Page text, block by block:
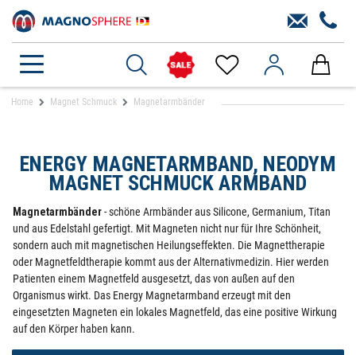
Home Magnet Schmuck Magnetarmbänder
ENERGY MAGNETARMBAND, NEODYM
MAGNET SCHMUCK ARMBAND
Magnetarmbänder- schöne Armbänder aus Silicone, Germanium, Titan
und aus Edelstahl gefertigt. Mit Magneten nicht nur für Ihre Schönheit,
sondern auch mit magnetischen Heilungseffekten. Die Magnettherapie
oder Magnetfeldtherapie kommt aus der Alternativmedizin. Hier werden
Patienten einem Magnetfeld ausgesetzt, das von außen auf den
Organismus wirkt. Das Energy Magnetarmband erzeugt mit den
eingesetzten Magneten ein lokales Magnetfeld, das eine positive Wirkung
auf den Körper haben kann.